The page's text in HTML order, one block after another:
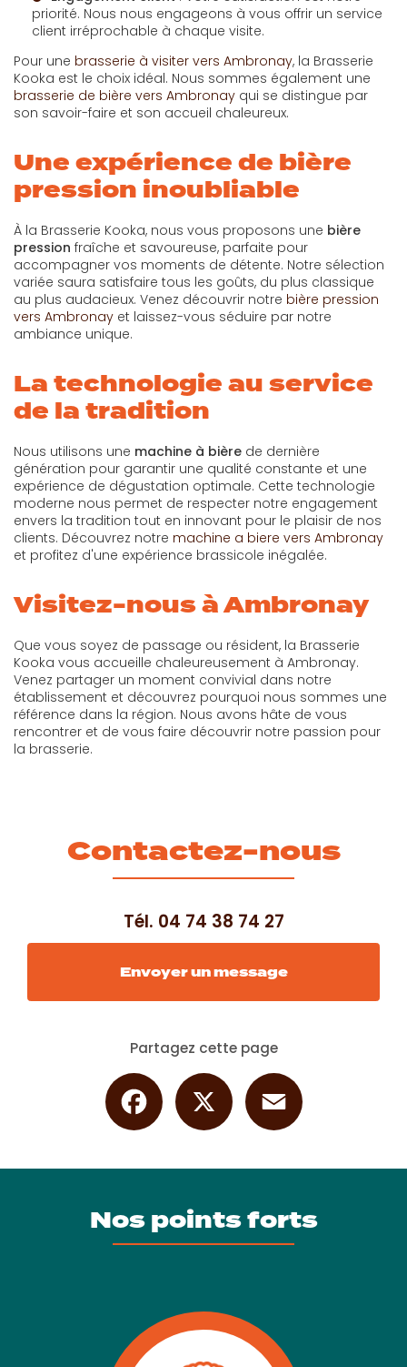
priorité. Nous nous engageons à vous offrir un service
client irréprochable à chaque visite.
Pour une brasserie à visiter vers Ambronay, la Brasserie
Kooka est le choix idéal. Nous sommes également une
brasserie de bière vers Ambronay qui se distingue par
son savoir-faire et son accueil chaleureux.
Une expérience de bière
pression inoubliable
À la Brasserie Kooka, nous vous proposons une bière
pression fraîche et savoureuse, parfaite pour
accompagner vos moments de détente. Notre sélection
variée saura satisfaire tous les goûts, du plus classique
au plus audacieux. Venez découvrir notre bière pression
vers Ambronay et laissez-vous séduire par notre
ambiance unique.
La technologie au service
de la tradition
Nous utilisons une machine à bière de dernière
génération pour garantir une qualité constante et une
expérience de dégustation optimale. Cette technologie
moderne nous permet de respecter notre engagement
envers la tradition tout en innovant pour le plaisir de nos
clients. Découvrez notre machine a biere vers Ambronay
et profitez d'une expérience brassicole inégalée.
Visitez-nous à Ambronay
Que vous soyez de passage ou résident, la Brasserie
Kooka vous accueille chaleureusement à Ambronay.
Venez partager un moment convivial dans notre
établissement et découvrez pourquoi nous sommes une
référence dans la région. Nous avons hâte de vous
rencontrer et de vous faire découvrir notre passion pour
la brasserie.
Contactez-nous
Tél. 04 74 38 74 27
Envoyer un message
Partagez cette page
Facebook
Nos points forts